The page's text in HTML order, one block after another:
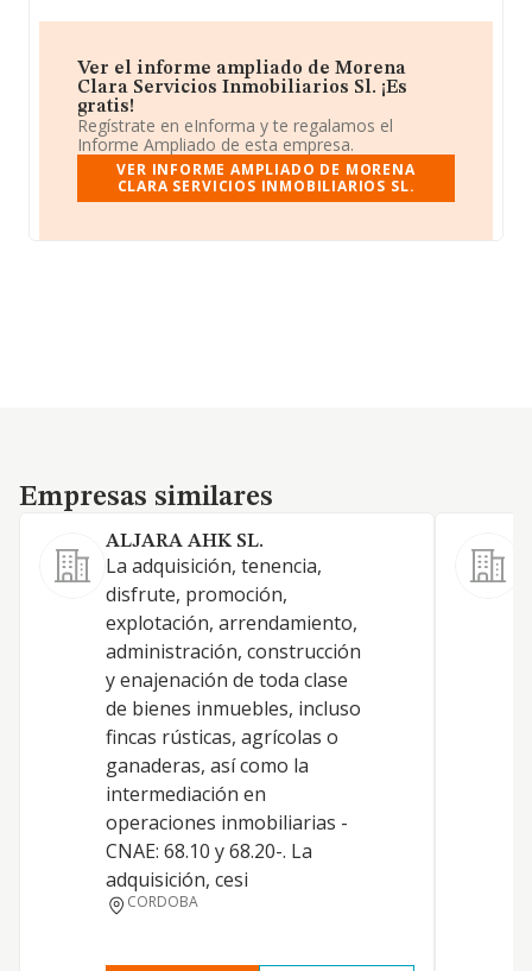
Ver el informe ampliado de Morena
Clara Servicios Inmobiliarios Sl. ¡Es
gratis!
Regístrate en eInforma y te regalamos el
Informe Ampliado de esta empresa.
VER INFORME AMPLIADO DE MORENA
CLARA SERVICIOS INMOBILIARIOS SL.
Empresas similares
Empresas similares
ALJARA AHK SL.
La adquisición, tenencia,
disfrute, promoción,
explotación, arrendamiento,
administración, construcción
y enajenación de toda clase
de bienes inmuebles, incluso
fincas rústicas, agrícolas o
ganaderas, así como la
intermediación en
operaciones inmobiliarias -
CNAE: 68.10 y 68.20-. La
adquisición, cesi
CORDOBA